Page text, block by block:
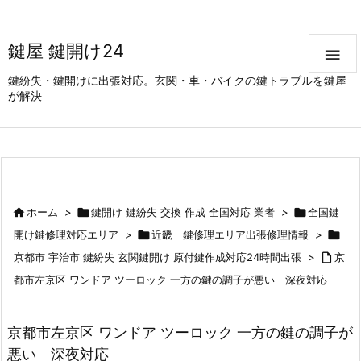
鍵屋 鍵開け24
鍵紛失・鍵開けに出張対応。玄関・車・バイクの鍵トラブルを鍵屋
が解決

ホーム > 鍵開け 鍵紛失 交換 作成 全国対応 業者 > 全国鍵
開け鍵修理対応エリア
> 近畿 鍵修理エリア出張修理情報 > 
京都市 宇治市 鍵紛失 玄関鍵開け 原付鍵作成対応24時間出張 >  京
都市左京区 ワンドア ツーロック 一方の鍵の調子が悪い 深夜対応
京都市左京区 ワンドア ツーロック 一方の鍵の調子が
悪い 深夜対応